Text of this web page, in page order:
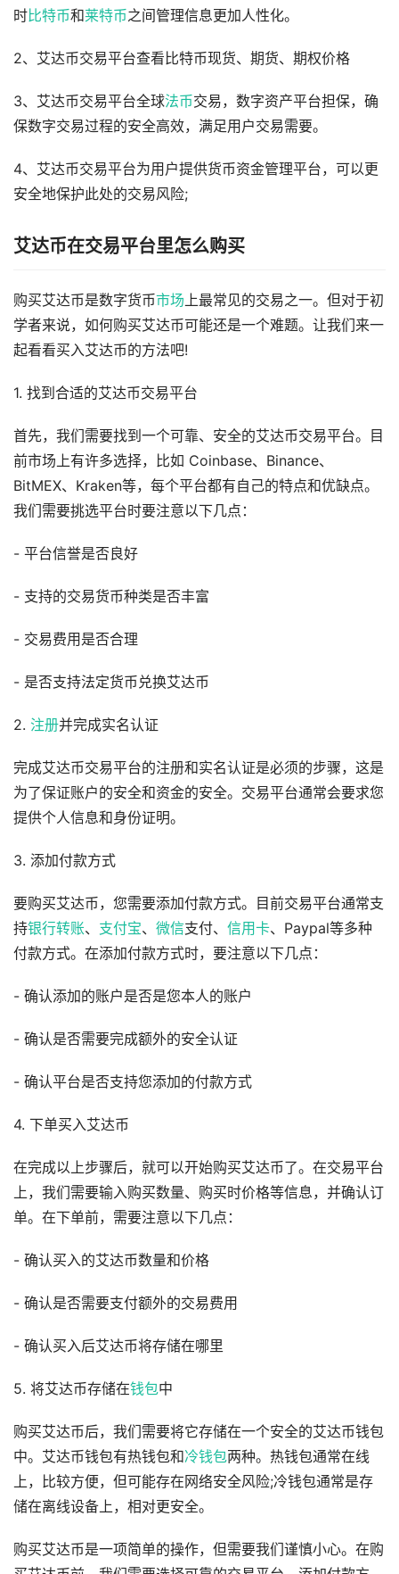
时比特币和莱特币之间管理信息更加人性化。
2、艾达币交易平台查看比特币现货、期货、期权价格
3、艾达币交易平台全球法币交易，数字资产平台担保，确
保数字交易过程的安全高效，满足用户交易需要。
4、艾达币交易平台为用户提供货币资金管理平台，可以更
安全地保护此处的交易风险;
艾达币在交易平台里怎么购买
购买艾达币是数字货币市场 上最常见的交易之一。但对于初
学者来说，如何购买艾达币可能还是一个难题。让我们来一
起看看买入艾达币的方法吧!
1. 找到合适的艾达币交易平台
首先，我们需要找到一个可靠、安全的艾达币交易平台。目
前市场上有许多选择，比如 Coinbase、Binance、
BitMEX、Kraken等，每个平台都有自己的特点和优缺点。
我们需要挑选平台时要注意以下几点：
- 平台信誉是否良好
- 支持的交易货币种类是否丰富
- 交易费用是否合理
- 是否支持法定货币兑换艾达币
2. 注册并完成实名认证
完成艾达币交易平台的注册和实名认证是必须的步骤，这是
为了保证账户的安全和资金的安全。交易平台通常会要求您
提供个人信息和身份证明。
3. 添加付款方式
要购买艾达币，您需要添加付款方式。目前交易平台通常支
持银行转账、 支付宝、 微信支付、 信用卡、Paypal等多种
付款方式。在添加付款方式时，要注意以下几点：
- 确认添加的账户是否是您本人的账户
- 确认是否需要完成额外的安全认证
- 确认平台是否支持您添加的付款方式
4. 下单买入艾达币
在完成以上步骤后，就可以开始购买艾达币了。在交易平台
上，我们需要输入购买数量、购买时价格等信息，并确认订
单。在下单前，需要注意以下几点：
- 确认买入的艾达币数量和价格
- 确认是否需要支付额外的交易费用
- 确认买入后艾达币将存储在哪里
5. 将艾达币存储在钱包中
购买艾达币后，我们需要将它存储在一个安全的艾达币钱包
中。艾达币钱包有热钱包和冷钱包两种。热钱包通常在线
上，比较方便，但可能存在网络安全风险;冷钱包通常是存
储在离线设备上，相对更安全。
购买艾达币是一项简单的操作，但需要我们谨慎小心。在购